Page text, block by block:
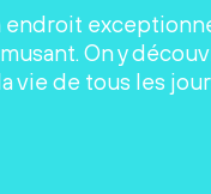
endroit
On y
vie de tous les